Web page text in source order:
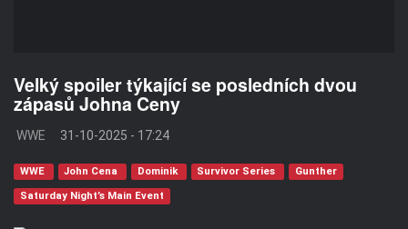
Velký spoiler týkající se posledních dvou
zápasů Johna Ceny
WWE 31-10-2025 - 17:24
WWE John Cena Dominik Survivor Series Gunther
Saturday Night’s Main Event